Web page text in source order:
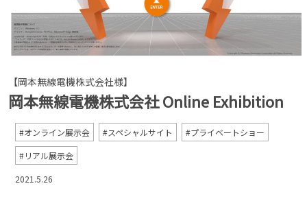
【岡本無線電機株式会社様】
岡本無線電機株式会社 Online Exhibition
オンライン展示会 スペシャルサイト
プライベートショー
リアル展示会
2021.5.26